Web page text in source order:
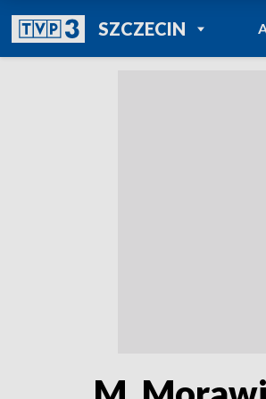
SZCZECINPOWRÓT DO
TVP REGIONY